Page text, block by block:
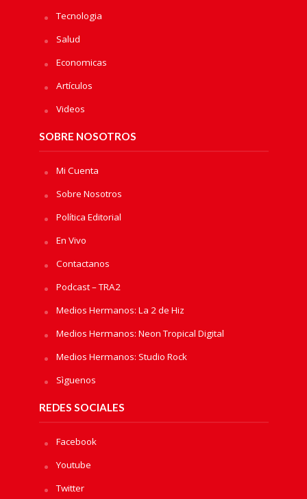
Tecnologia
Salud
Economicas
Artículos
Videos
SOBRE NOSOTROS
Mi Cuenta
Sobre Nosotros
Política Editorial
En Vivo
Contactanos
Podcast – TRA2
Medios Hermanos: La 2 de Hiz
Medios Hermanos: Neon Tropical Digital
Medios Hermanos: Studio Rock
Sìguenos
REDES SOCIALES
Facebook
Youtube
Twitter